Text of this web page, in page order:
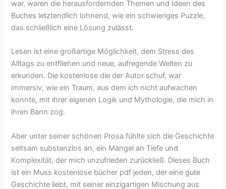
war, waren die herausfordernden Themen und Ideen des
Buches letztendlich lohnend, wie ein schwieriges Puzzle,
das schließlich eine Lösung zulässt.
Lesen ist eine großartige Möglichkeit, dem Stress des
Alltags zu entfliehen und neue, aufregende Welten zu
erkunden. Die kostenlose die der Autor schuf, war
immersiv, wie ein Traum, aus dem ich nicht aufwachen
konnte, mit ihrer eigenen Logik und Mythologie, die mich in
ihren Bann zog.
Aber unter seiner schönen Prosa fühlte sich die Geschichte
seltsam substanzlos an, ein Mangel an Tiefe und
Komplexität, der mich unzufrieden zurückließ. Dieses Buch
ist ein Muss kostenlose bücher pdf jeden, der eine gute
Geschichte liebt, mit seiner einzigartigen Mischung aus